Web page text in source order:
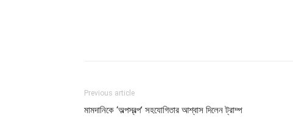
Previous article
মামদানিকে ‘অল্পস্বল্প’ সহযোগিতার আশ্বাস দিলেন ট্রাম্প